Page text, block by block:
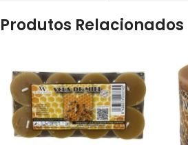
Produtos Relacionados